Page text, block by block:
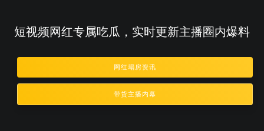
短视频网红专属吃瓜，实时更新主播圈内爆料
网红塌房资讯
带货主播内幕